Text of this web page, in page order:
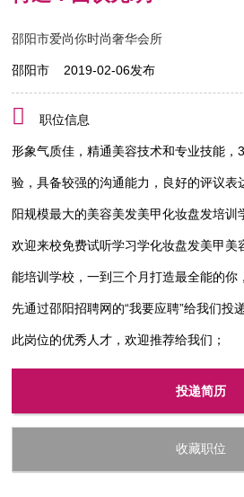
邵阳市爱尚你时尚奢华会所
邵阳市 2019-02-06发布
职位信息
形象气质佳，精通美容技术和专业技能，
验，具备较强的沟通能力，良好的评议表
阳规模最大的美容美发美甲化妆盘发培训
欢迎来校免费试听学习学化妆盘发美甲美
能培训学校，一到三个月打造最全能的你
先通过邵阳招聘网的“我要应聘”给我们投
此岗位的优秀人才，欢迎推荐给我们；
投递简历
收藏职位